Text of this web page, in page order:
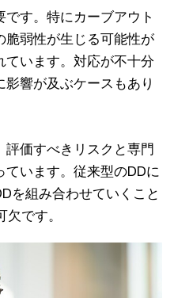
す。特にカーブアウト
脆弱性が生じる可能性が
ています。対応が不十分
響が及ぶケースもあり
評価すべきリスクと専門
います。従来型のDDに
を組み合わせていくこと
です。